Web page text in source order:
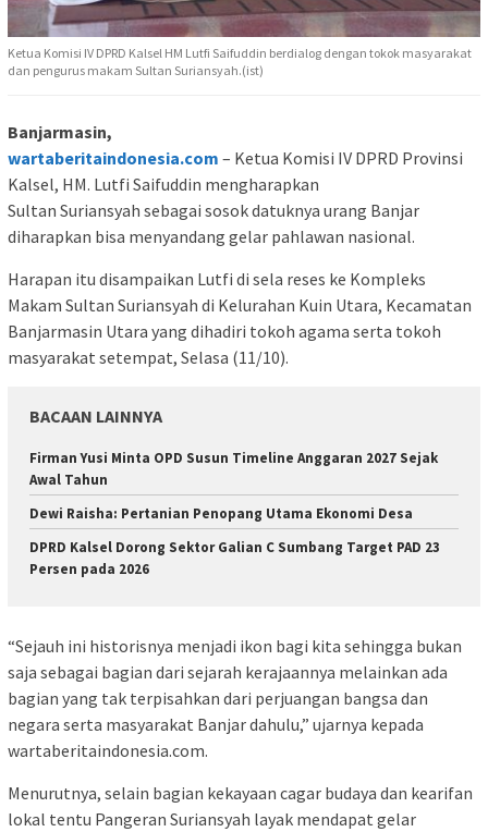
Ketua Komisi IV DPRD Kalsel HM Lutfi Saifuddin berdialog dengan tokok masyarakat
dan pengurus makam Sultan Suriansyah.(ist)
Banjarmasin,
wartaberitaindonesia.com – Ketua Komisi IV DPRD Provinsi
Kalsel, HM. Lutfi Saifuddin mengharapkan
Sultan Suriansyah sebagai sosok datuknya urang Banjar
diharapkan bisa menyandang gelar pahlawan nasional.
Harapan itu disampaikan Lutfi di sela reses ke Kompleks
Makam Sultan Suriansyah di Kelurahan Kuin Utara, Kecamatan
Banjarmasin Utara yang dihadiri tokoh agama serta tokoh
masyarakat setempat, Selasa (11/10).
BACAAN LAINNYA
Firman Yusi Minta OPD Susun Timeline Anggaran 2027 Sejak
Awal Tahun
Dewi Raisha: Pertanian Penopang Utama Ekonomi Desa
DPRD Kalsel Dorong Sektor Galian C Sumbang Target PAD 23
Persen pada 2026
“Sejauh ini historisnya menjadi ikon bagi kita sehingga bukan
saja sebagai bagian dari sejarah kerajaannya melainkan ada
bagian yang tak terpisahkan dari perjuangan bangsa dan
negara serta masyarakat Banjar dahulu,” ujarnya kepada
wartaberitaindonesia.com.
Menurutnya, selain bagian kekayaan cagar budaya dan kearifan
lokal tentu Pangeran Suriansyah layak mendapat gelar